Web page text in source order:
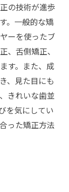
の技術が進歩
。一般的な矯
ーを使ったブ
、舌側矯正、
す。また、成
、見た目にも
きれいな歯並
を気にしてい
った矯正方法